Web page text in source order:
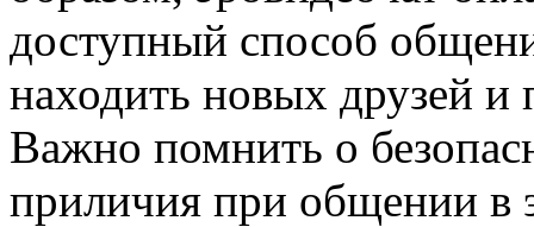
доступный способ
находить новых друзей и
Важно помнить о
приличия при общении в